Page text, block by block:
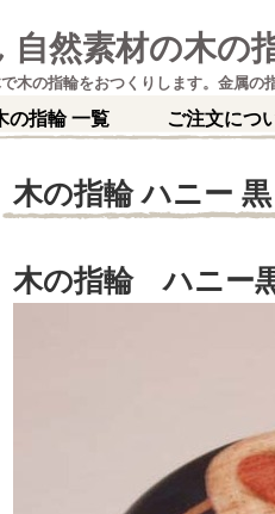
自然素材の木の
木の指輪をおつくりします。金属
の指輪 一覧 ご注文につ
木の指輪 ハニー 黒
木の指輪 ハニー